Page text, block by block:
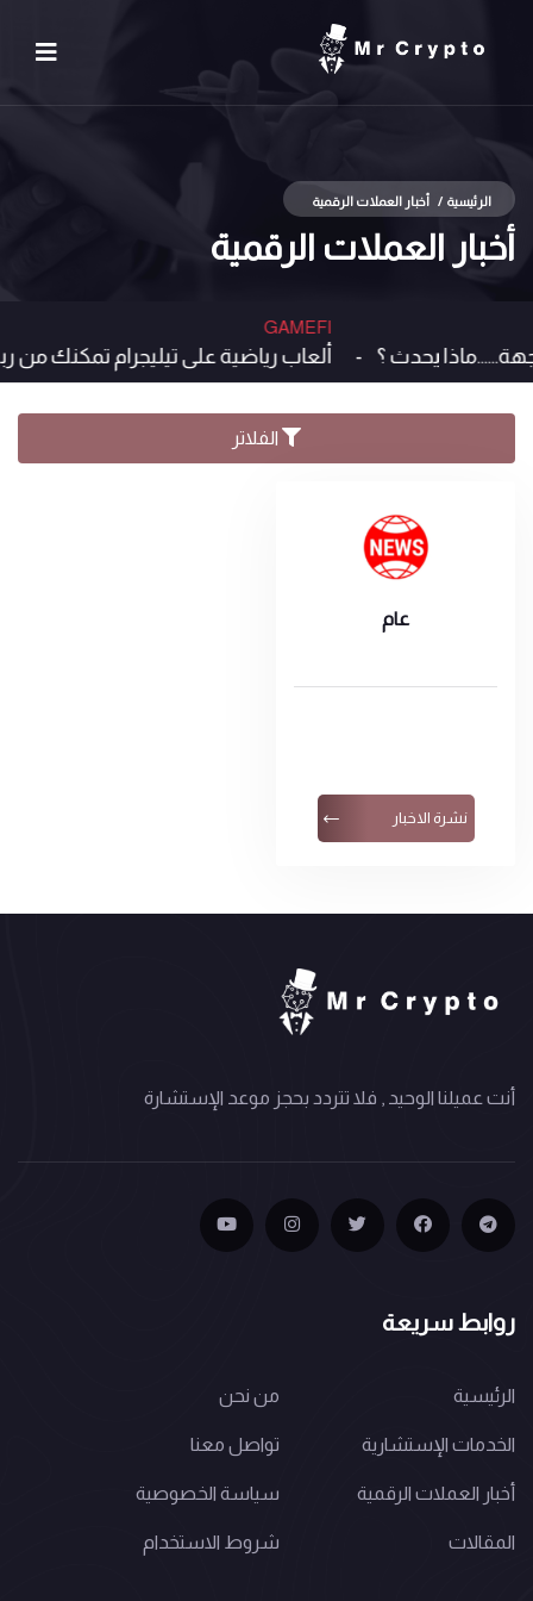
الرئيسية / أخبار العملات الرقمية
أخبار العملات الرقمية
GAMEFI
ألعاب رياضية على تيليجرام تمكنك
الفلاتر
عام
نشرة الاخبار
أنت عميلنا الوحيد , فلا تتردد بحجز موعد الإستشارة
روابط سريعة
الرئيسية
الخدمات الإستشارية
أخبار العملات الرقمية
المقالات
من نحن
تواصل معنا
سياسة الخصوصية
شروط الاستخدام